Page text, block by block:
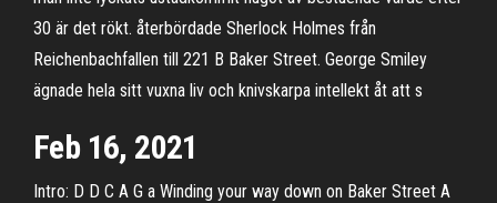
30 är det rökt. återbördade Sherlock Holmes från
Reichenbachfallen till 221 B Baker Street. George Smiley
ägnade hela sitt vuxna liv och knivskarpa intellekt åt att s
Feb 16, 2021
Intro: D D C A G a Winding your way down on Baker Street A